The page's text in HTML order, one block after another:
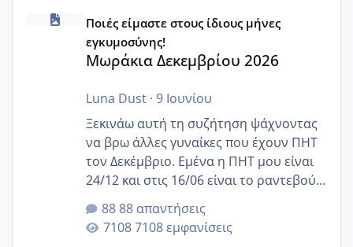
Μωράκια Δεκεμβρίου 2026
Ποιές είμαστε στους ίδιους μήνες
εγκυμοσύνης!
Μωράκια Δεκεμβρίου 2026
Luna Dust· 9 Ιουνίου
Ξεκινάω αυτή τη συζήτηση ψάχνοντας
να βρω άλλες γυναίκες που έχουν ΠΗΤ
τον Δεκέμβριο. Εμένα η ΠΗΤ μου είναι
24/12 και στις 16/06 είναι το ραντεβού
της αυχενικής διαφάνειας. Έχω αρκετό
άγχος και οι μέρες δεν φαίνεται να
περνάνε με τίποτα.
88 απαντήσεις
7108 εμφανίσεις